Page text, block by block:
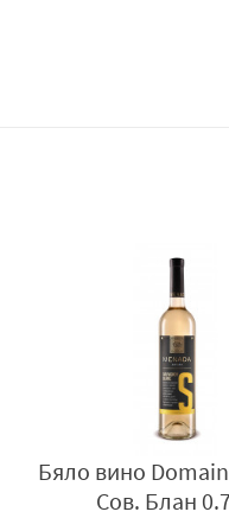
Бяло вино
Сов. Блан